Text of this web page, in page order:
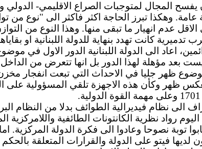
يفسح المجال لمتوجبات الصراع الاقليمي-
وهكذا تبرز الحاجة اكثر فاكثر الى "نوع من
عدم انهيار ما تبقى منها. وهذا النوع من
اعاد الى الدولة اللبنانية الدور الاول في
ليست بعد مؤهلة لهذا الدور بل انها تتعرض من
الثاني جنوب الليطاني، وليس اللاعب الاول كما يريد القرار 1701، وهذا الموضوع ظهر جليا في الاحداث
ظهر وكأن هذه الاجهزة تلقي المسؤولية على
الى نظام فيديرالية الطوائف بدلا من النظام
رواد نظرية الكانتونات الطائفية واللامركزية
توبة نصوحا وعادوا الى فكرة الدولة المركزية.
فيتو على الدولة والقرارات المتعلقة بالحكم